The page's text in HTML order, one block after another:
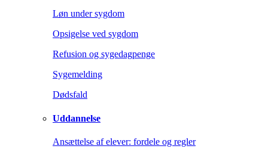
Løn under sygdom
Opsigelse ved sygdom
Refusion og sygedagpenge
Sygemelding
Dødsfald
Uddannelse
Ansættelse af elever: fordele og regler